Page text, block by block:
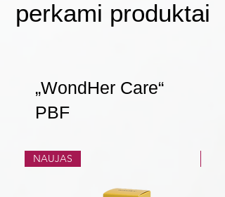
perkami produktai
„WondHer Care“
PBF
NAUJAS